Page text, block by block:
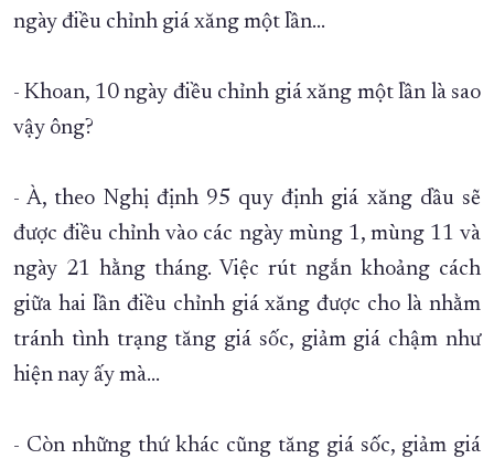
ngày điều chỉnh giá xăng một lần…
- Khoan, 10 ngày điều chỉnh giá xăng một lần là sao
vậy ông?
- À, theo Nghị định 95 quy định giá xăng dầu sẽ
được điều chỉnh vào các ngày mùng 1, mùng 11 và
ngày 21 hằng tháng. Việc rút ngắn khoảng cách
giữa hai lần điều chỉnh giá xăng được cho là nhằm
tránh tình trạng tăng giá sốc, giảm giá chậm như
hiện nay ấy mà…
- Còn những thứ khác cũng tăng giá sốc, giảm giá